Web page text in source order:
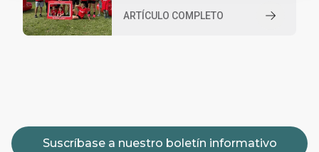
ARTÍCULO COMPLETO
Suscríbase a nuestro boletín informativo